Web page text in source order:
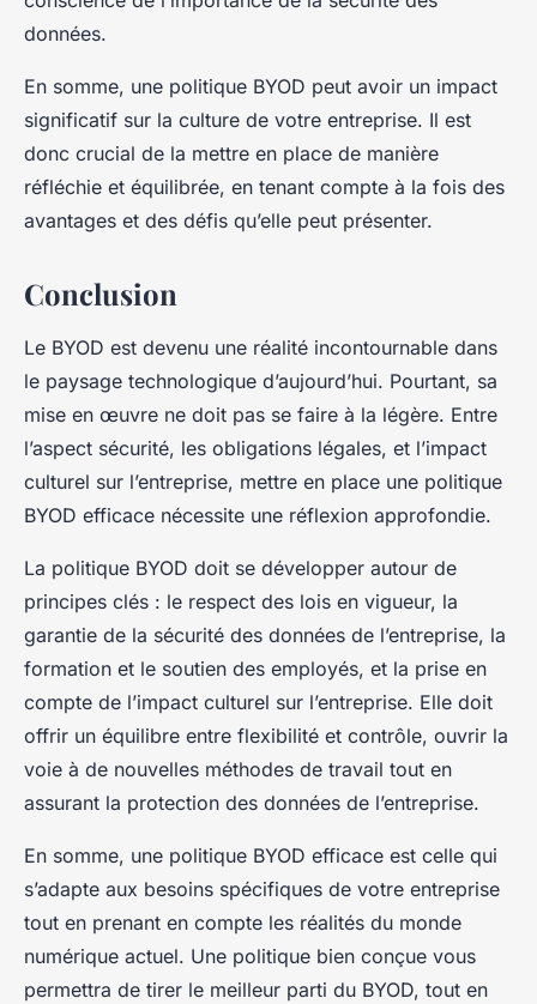
données.
En somme, une politique BYOD peut avoir un impact
significatif sur la culture de votre entreprise. Il est
donc crucial de la mettre en place de manière
réfléchie et équilibrée, en tenant compte à la fois des
avantages et des défis qu’elle peut présenter.
Conclusion
Le BYOD est devenu une réalité incontournable dans
le paysage technologique d’aujourd’hui. Pourtant, sa
mise en œuvre ne doit pas se faire à la légère. Entre
l’aspect sécurité, les obligations légales, et l’impact
culturel sur l’entreprise, mettre en place une politique
BYOD efficace nécessite une réflexion approfondie.
La politique BYOD doit se développer autour de
principes clés : le respect des lois en vigueur, la
garantie de la sécurité des données de l’entreprise, la
formation et le soutien des employés, et la prise en
compte de l’impact culturel sur l’entreprise. Elle doit
offrir un équilibre entre flexibilité et contrôle, ouvrir la
voie à de nouvelles méthodes de travail tout en
assurant la protection des données de l’entreprise.
En somme, une politique BYOD efficace est celle qui
s’adapte aux besoins spécifiques de votre entreprise
tout en prenant en compte les réalités du monde
numérique actuel. Une politique bien conçue vous
permettra de tirer le meilleur parti du BYOD, tout en